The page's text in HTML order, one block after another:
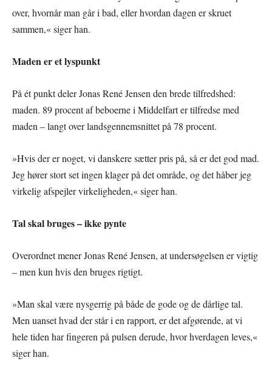
over, hvornår man går i bad, eller hvordan dagen er skruet
sammen,« siger han.
Maden er et lyspunkt
På ét punkt deler Jonas René Jensen den brede tilfredshed:
maden. 89 procent af beboerne i Middelfart er tilfredse med
maden – langt over landsgennemsnittet på 78 procent.
»Hvis der er noget, vi danskere sætter pris på, så er det god mad.
Jeg hører stort set ingen klager på det område, og det håber jeg
virkelig afspejler virkeligheden,« siger han.
Tal skal bruges – ikke pynte
Overordnet mener Jonas René Jensen, at undersøgelsen er vigtig
– men kun hvis den bruges rigtigt.
»Man skal være nysgerrig på både de gode og de dårlige tal.
Men uanset hvad der står i en rapport, er det afgørende, at vi
hele tiden har fingeren på pulsen derude, hvor hverdagen leves,«
siger han.